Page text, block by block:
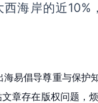
西海岸的近10%
易倡导尊重与保护
章存在版权问题，